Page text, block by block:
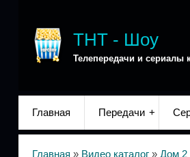
ТНТ - Шоу
Телепередачи и сериалы
Главная Передачи
Главная » Видео каталог » Дом 2